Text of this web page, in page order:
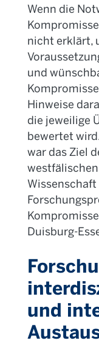
Wenn die
nicht erklärt,
und
Hinweise
die jeweilige
bewertet
war das Ziel
Wissenschaft
Duisburg-
und